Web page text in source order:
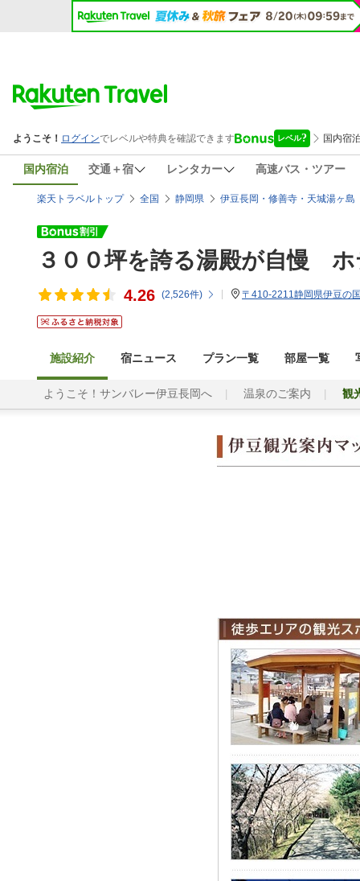
国内宿泊 交通＋宿 レンタカー 高速バス・ツアー
楽天トラベルトップ 全国 静岡県 伊豆長岡・修善寺・天城湯ヶ島
３００坪を誇る湯殿が自慢
4.26 (2,526件) 〒410-2211静岡県伊豆の
施設紹介 宿ニュース プラン一覧 部屋一覧
ようこそ！サンバレー伊豆長岡へ 温泉のご案内 観